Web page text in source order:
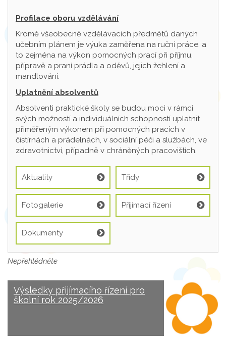
Profilace oboru vzdělávání
Kromě všeobecně vzdělávacích předmětů daných
učebním plánem je výuka zaměřena na ruční práce, a
to zejména na výkon pomocných prací při příjmu,
přípravě a praní prádla a oděvů, jejich žehlení a
mandlování.
Uplatnění absolventů
Absolventi praktické školy se budou moci v rámci
svých možností a individuálních schopností uplatnit
přiměřeným výkonem při pomocných pracích v
čistírnách a prádelnách, v sociální péči a službách, ve
zdravotnictví, případně v chráněných pracovištích.
Aktuality Třídy
Fotogalerie Přijímací řízení
Dokumenty
Nepřehlédněte
Výsledky přijímacího řízení pro
školní rok 2025/2026